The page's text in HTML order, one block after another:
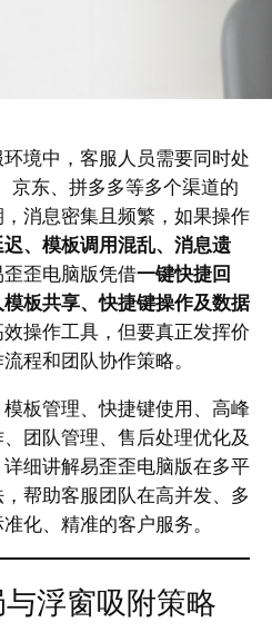
境中，客服人员需要同时处
京东、拼多多等多个渠道的
消息密集且频繁，如果操作
、模板调用混乱、消息遗
歪电脑版凭借一键快捷回
板共享、快捷键操作及数据
操作工具，但要真正发挥价
程和团队协作策略。
板管理、快捷键使用、高峰
团队管理、售后处理优化及
细讲解易歪歪电脑版在多平
帮助客服团队在高并发、多
化、精准的客户服务。
浮窗吸附策略